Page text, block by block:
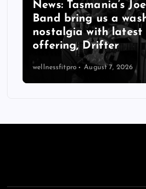
News: Tasmania’s
Band bring us a
nostalgia with latest
offering, Drifter
wellnessfitpro August 7, 2026